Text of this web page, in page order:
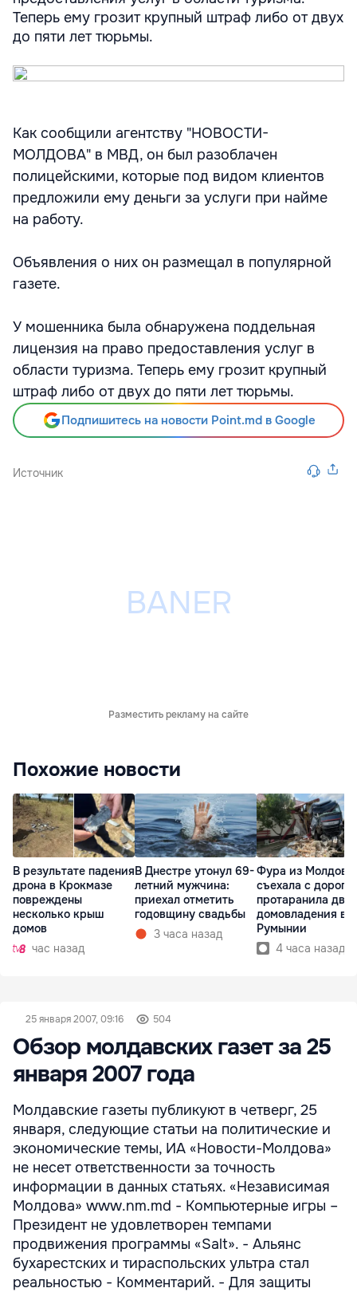
Теперь ему грозит крупный штраф либо от двух
до пяти лет тюрьмы.
Как сообщили агентству "НОВОСТИ-
МОЛДОВА" в МВД, он был разоблачен
полицейскими, которые под видом клиентов
предложили ему деньги за услуги при найме
на работу.
Объявления о них он размещал в популярной
газете.
У мошенника была обнаружена поддельная
лицензия на право предоставления услуг в
области туризма. Теперь ему грозит крупный
штраф либо от двух до пяти лет тюрьмы.
Подпишитесь на новости Point.md в Google
Источник
Разместить рекламу на сайте
Похожие новости
В результате падения
дрона в Крокмазе
повреждены
несколько крыш
домов
час назад
В Днестре утонул 69-
летний мужчина:
приехал отметить
годовщину свадьбы
3 часа назад
Фура из Молдовы
съехала с дороги
протаранила два
домовладения в
Румынии
4 часа назад
25 января 2007, 09:16 504
Обзор молдавских газет за 25
января 2007 года
Молдавские газеты публикуют в четверг, 25
января, следующие статьи на политические и
экономические темы, ИА «Новости-Молдова»
не несет ответственности за точность
информации в данных статьях. «Независимая
Молдова» www.nm.md - Компьютерные игры –
Президент не удовлетворен темпами
продвижения программы «Salt». - Альянс
бухарестских и тираспольских ультра стал
реальностью - Комментарий. - Для защиты